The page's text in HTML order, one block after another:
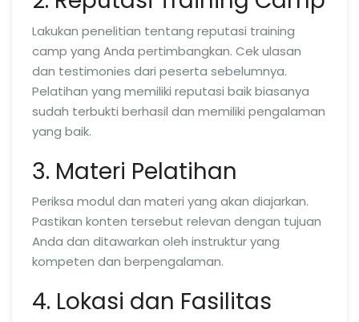
Lakukan penelitian tentang reputasi training
camp yang Anda pertimbangkan. Cek ulasan
dan testimonies dari peserta sebelumnya.
Pelatihan yang memiliki reputasi baik biasanya
sudah terbukti berhasil dan memiliki pengalaman
yang baik.
3. Materi Pelatihan
Periksa modul dan materi yang akan diajarkan.
Pastikan konten tersebut relevan dengan tujuan
Anda dan ditawarkan oleh instruktur yang
kompeten dan berpengalaman.
4. Lokasi dan Fasilitas